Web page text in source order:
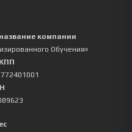
компании
Обучения»